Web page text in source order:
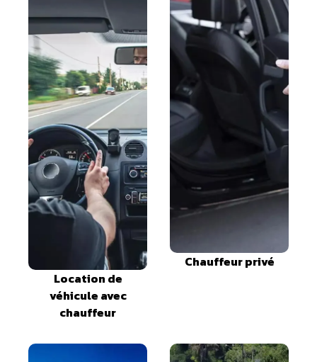
Location de
véhicule avec
chauffeur
Chauffeur privé